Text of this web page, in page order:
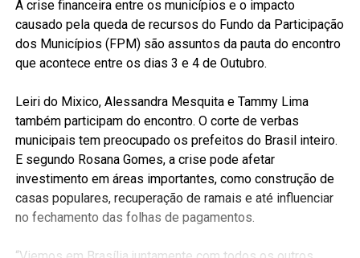
A crise financeira entre os municípios e o impacto
causado pela queda de recursos do Fundo da Participação
dos Municípios (FPM) são assuntos da pauta do encontro
que acontece entre os dias 3 e 4 de Outubro.
Leiri do Mixico, Alessandra Mesquita e Tammy Lima
também participam do encontro. O corte de verbas
municipais tem preocupado os prefeitos do Brasil inteiro.
E segundo Rosana Gomes, a crise pode afetar
investimento em áreas importantes, como construção de
casas populares, recuperação de ramais e até influenciar
no fechamento das folhas de pagamentos.